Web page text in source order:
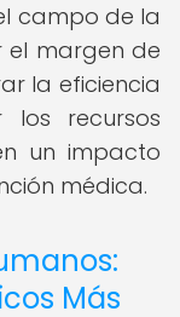
campo de la
margen de
la eficiencia
recursos
un impacto
médica.
Más